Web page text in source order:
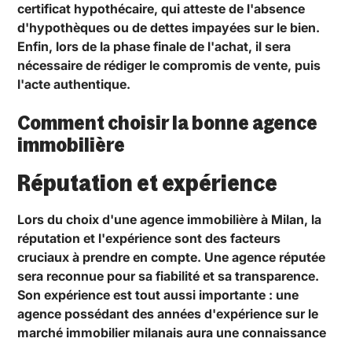
certificat hypothécaire, qui atteste de l'absence
d'hypothèques ou de dettes impayées sur le bien.
Enfin, lors de la phase finale de l'achat, il sera
nécessaire de rédiger le compromis de vente, puis
l'acte authentique.
Comment choisir la bonne agence
immobilière
Réputation et expérience
Lors du choix d'une agence immobilière à Milan, la
réputation et l'expérience sont des facteurs
cruciaux à prendre en compte. Une agence réputée
sera reconnue pour sa fiabilité et sa transparence.
Son expérience est tout aussi importante : une
agence possédant des années d'expérience sur le
marché immobilier milanais aura une connaissance